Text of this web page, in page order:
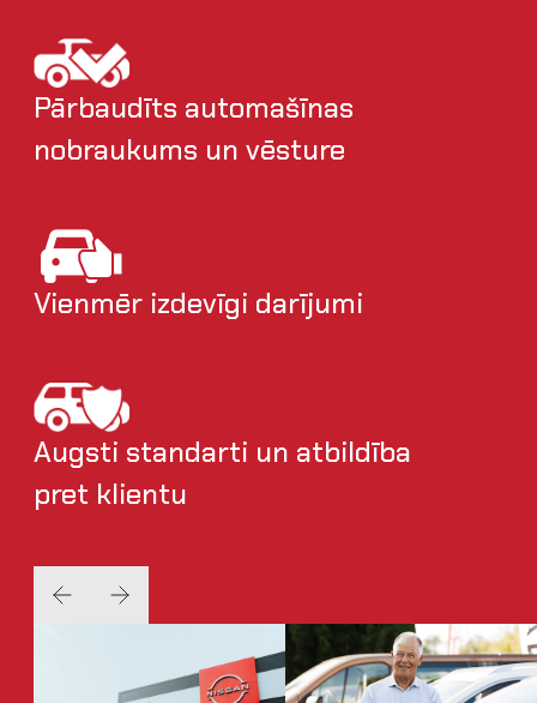
Pārbaudīts automašīnas
nobraukums un vēsture
Vienmēr izdevīgi darījumi
Augsti standarti un atbildība
pret klientu